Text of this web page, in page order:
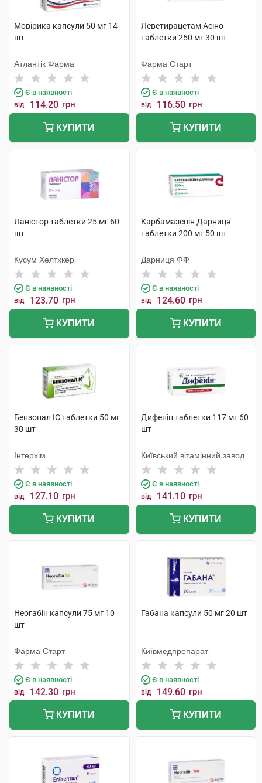
Мовірика капсули 50 мг 14
шт
Атлантік Фарма
Є в наявності
від 114.20 грн
КУПИТИ
Леветирацетам Асіно
таблетки 250 мг 30 шт
Фарма Старт
Є в наявності
від 116.50 грн
КУПИТИ
Ланістор таблетки 25 мг 60
шт
Кусум Хелтхкер
Є в наявності
від 123.70 грн
КУПИТИ
Карбамазепін Дарниця
таблетки 200 мг 50 шт
Дарниця ФФ
Є в наявності
від 124.60 грн
КУПИТИ
Бензонал IC таблетки 50 мг
30 шт
Інтерхім
Є в наявності
від 127.10 грн
КУПИТИ
Дифенін таблетки 117 мг 60
шт
Київський вітамінний завод
Є в наявності
від 141.10 грн
КУПИТИ
Неогабін капсули 75 мг 10
шт
Фарма Старт
Є в наявності
від 142.30 грн
КУПИТИ
Габана капсули 50 мг 20 шт
Київмедпрепарат
Є в наявності
від 149.60 грн
КУПИТИ